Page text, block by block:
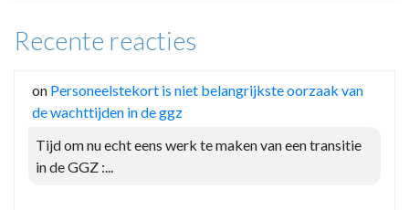
Recente reacties
on Personeelstekort is niet belangrijkste oorzaak van
de wachttijden in de ggz
Tijd om nu echt eens werk te maken van een transitie
in de GGZ :...